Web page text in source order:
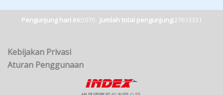
Pengunjung hari ini:5070 Jumlah total pengunjung:27613331
Kebijakan Privasi
Aturan Penggunaan